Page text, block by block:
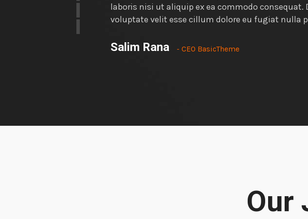
laboris nisi ut aliquip ex ea commodo consequat.
voluptate velit esse cillum dolore eu fugiat nulla
Salim Rana - CEO BasicTheme
Our